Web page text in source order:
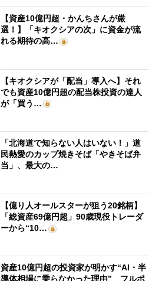
【資産10億円超・かんちさんが厳
選！】「キオクシアの次」に資金が流
れる期待の高…
【キオクシアが「配当」導入へ】それ
でも資産10億円超の配当株投資の達人
が「買う…
「北海道で知らない人はいない！」道
民熱愛のカップ焼きそば「やきそば弁
当」、最大の…
【億り人オールスターが狙う20銘柄】
「総資産69億円超」90歳現役トレーダ
ーから“10…
資産10億円超の投資家が明かす“AI・半
導体相場に乗らなかった理由” フルポ